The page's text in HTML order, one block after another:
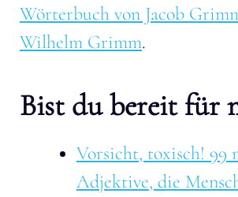
Wörterbuch von Jacob
Wilhelm Grimm.
Bist du bereit für
Vorsicht, toxisch! 99
Adjektive, die